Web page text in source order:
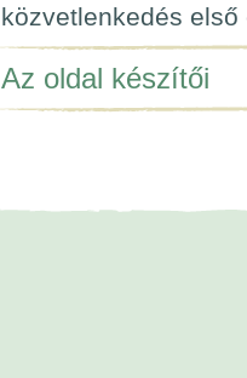
közvetlenkedés első
Az oldal készítői